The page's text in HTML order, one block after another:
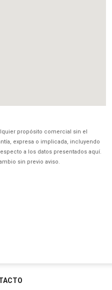
propósito comercial sin el
expresa o implicada, incluyendo
a los datos presentados aquí.
sin previo aviso.